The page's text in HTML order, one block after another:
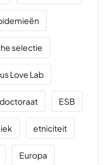
selectie
Love Lab
ESB
etniciteit
Europa